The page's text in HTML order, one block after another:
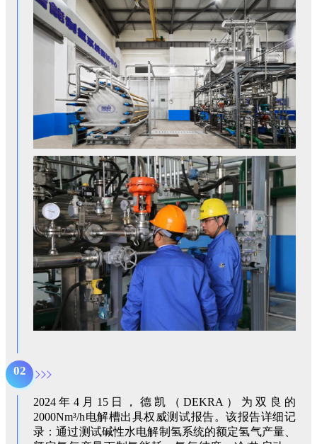
02
2024年4月15日，德凯（DEKRA）为双良的
2000Nm³/h电解槽出具权威测试报告。该报告详细记
录：通过测试碱性水电解制氢系统的额定氢气产量、